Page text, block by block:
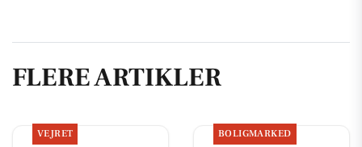
FLERE ARTIKLER
VEJRET BOLIGMARKED